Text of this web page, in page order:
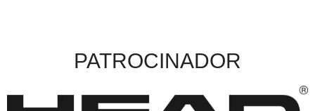
PATROCINADOR